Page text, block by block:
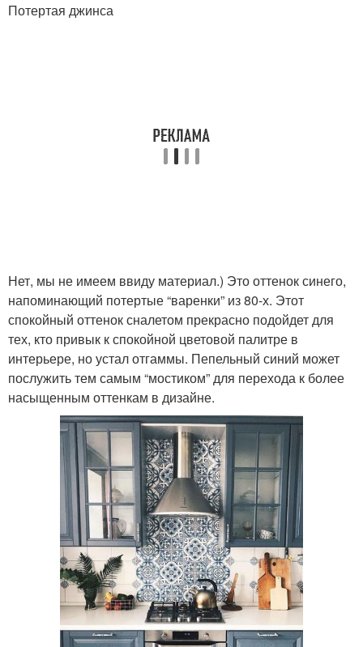
Потертая джинса
Нет, мы не имеем ввиду материал.) Это оттенок синего,
напоминающий потертые “варенки” из 80-х. Этот
спокойный оттенок сналетом прекрасно подойдет для
тех, кто привык к спокойной цветовой палитре в
интерьере, но устал отгаммы. Пепельный синий может
послужить тем самым “мостиком” для перехода к более
насыщенным оттенкам в дизайне.